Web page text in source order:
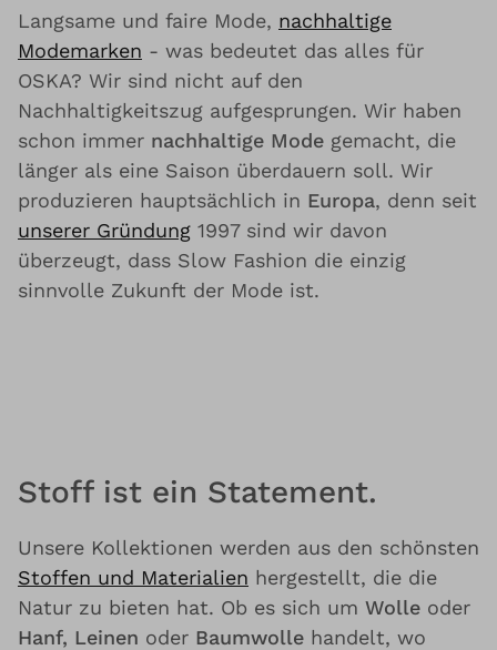
Langsame und faire Mode, nachhaltige
Modemarken - was bedeutet das alles für
OSKA? Wir sind nicht auf den
Nachhaltigkeitszug aufgesprungen. Wir haben
schon immer nachhaltige Mode gemacht, die
länger als eine Saison überdauern soll. Wir
produzieren hauptsächlich in Europa, denn seit
unserer Gründung 1997 sind wir davon
überzeugt, dass Slow Fashion die einzig
sinnvolle Zukunft der Mode ist.
Stoff ist ein Statement.
Unsere Kollektionen werden aus den schönsten
Stoffen und Materialien hergestellt, die die
Natur zu bieten hat. Ob es sich um Wolle oder
Hanf, Leinen oder Baumwolle handelt, wo